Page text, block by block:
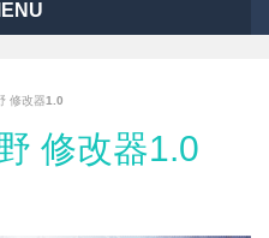
修改器1.0
修改器1.0